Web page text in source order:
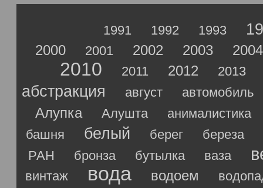
1991 1992 1993
2000 2001 2002 2003 2004
2010 2011 2012 2013
абстракция август автомобиль
Алупка Алушта
анималистика
башня
белый берег
береза
РАН
бронза бутылка ваза
винтаж вода водоем